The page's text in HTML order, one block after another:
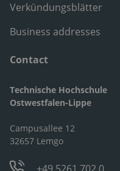
Verkündungsblätter
Business addresses
Contact
Technische Hochschule
Ostwestfalen-Lippe
Campusallee 12
32657 Lemgo